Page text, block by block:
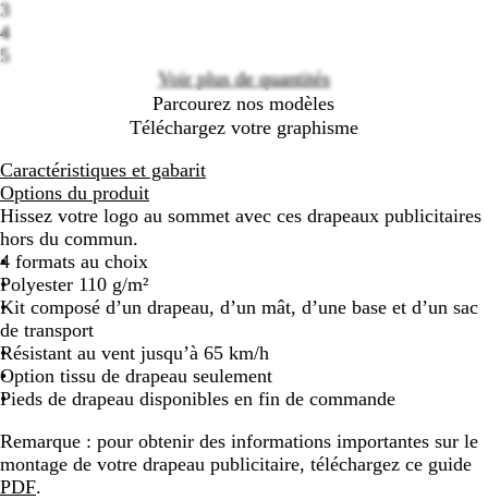
3
4
5
Voir plus de quantités
Parcourez nos modèles
Téléchargez votre graphisme
Caractéristiques et gabarit
Options du produit
Hissez votre logo au sommet avec ces drapeaux publicitaires
hors du commun.
4 formats au choix
Polyester 110 g/m²
Kit composé d’un drapeau, d’un mât, d’une base et d’un sac
de transport
Résistant au vent jusqu’à 65 km/h
Option tissu de drapeau seulement
Pieds de drapeau disponibles en fin de commande
Remarque : pour obtenir des informations importantes sur le
montage de votre drapeau publicitaire, téléchargez ce guide
PDF.